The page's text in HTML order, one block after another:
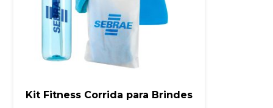
Kit Fitness Corrida para Brindes